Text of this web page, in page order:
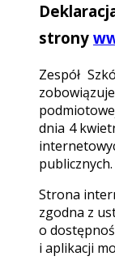
strony
Zespół
dnia 4
publicznych.
Strona
zgodna z
o
i aplikacji